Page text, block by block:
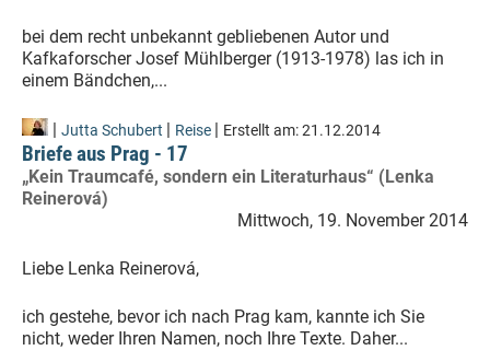
bei dem recht unbekannt gebliebenen Autor und
Kafkaforscher Josef Mühlberger (1913-1978) las ich in
einem Bändchen,...
| Jutta Schubert | Reise | Erstellt am:21.12.2014
Briefe aus Prag - 17
„Kein Traumcafé, sondern ein Literaturhaus“ (Lenka
Reinerová)
Mittwoch, 19. November 2014
Liebe Lenka Reinerová,
ich gestehe, bevor ich nach Prag kam, kannte ich Sie
nicht, weder Ihren Namen, noch Ihre Texte. Daher...